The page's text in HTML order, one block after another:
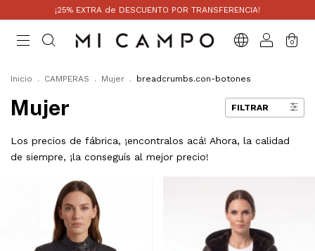
¡25% EXTRA de DESCUENTO POR TRANSFERENCIA!
0
Inicio . CAMPERAS . Mujer . breadcrumbs.con-botones
Mujer FILTRAR
Los precios de fábrica, ¡encontralos acá! Ahora, la calidad
de siempre, ¡la conseguís al mejor precio!